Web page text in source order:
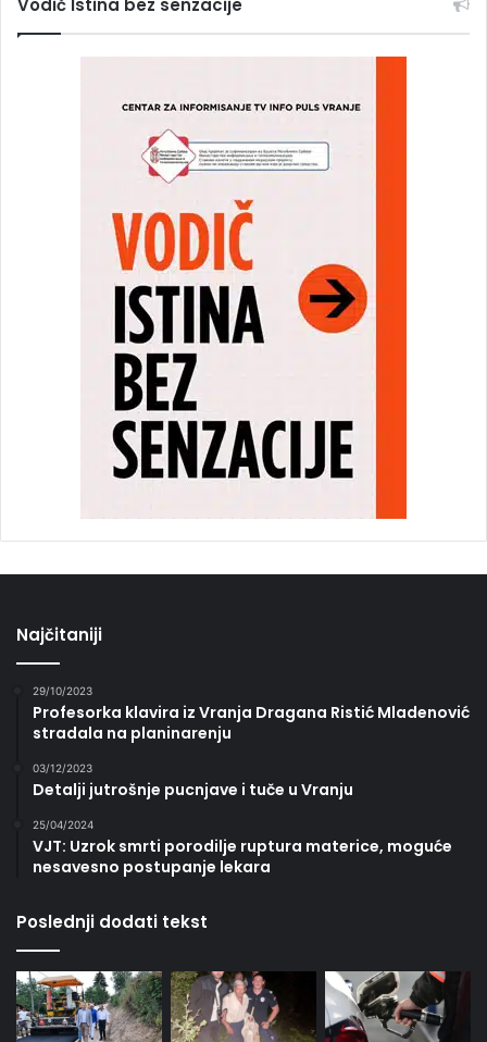
Vodič Istina bez senzacije
Najčitaniji
29/10/2023
Profesorka klavira iz Vranja Dragana Ristić Mladenović
stradala na planinarenju
03/12/2023
Detalji jutrošnje pucnjave i tuče u Vranju
25/04/2024
VJT: Uzrok smrti porodilje ruptura materice, moguće
nesavesno postupanje lekara
Poslednji dodati tekst